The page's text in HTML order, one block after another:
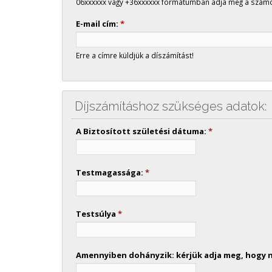
E-mail cím:*
Erre a címre küldjük a díszámítást!
Díjszámításhoz szükséges adatok:
A Biztosított születési dátuma:*
Testmagassága:*
Testsúlya*
Amennyiben dohányzik: kérjük adja meg,